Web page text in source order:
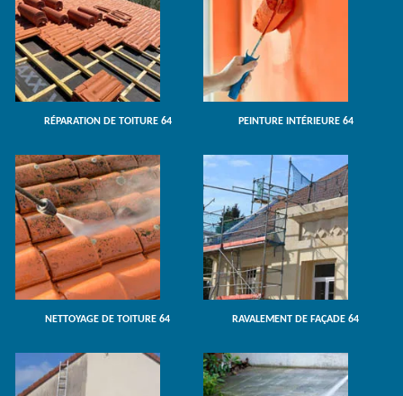
RÉPARATION DE TOITURE 64 PEINTURE INTÉRIEURE 64
NETTOYAGE DE TOITURE 64 RAVALEMENT DE FAÇADE 64